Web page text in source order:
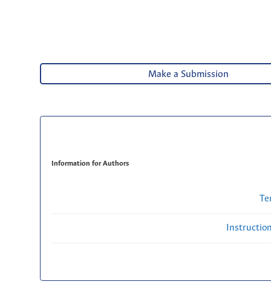
Make a Submission
Information for Authors